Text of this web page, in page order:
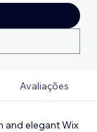
Avaliações
and elegant Wix